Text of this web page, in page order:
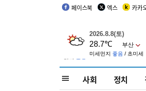
페이스북 엑스 카카
사회 정치